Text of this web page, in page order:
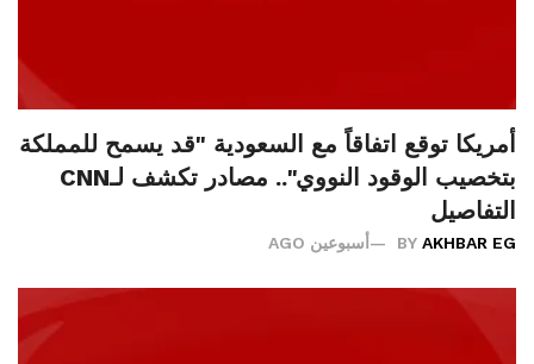
أمريكا توقع اتفاقاً مع السعودية "قد يسمح للمملكة
بتخصيب الوقود النووي".. مصادر تكشف لـCNN
التفاصيل
BY AKHBAR EG أسبوعين AGO